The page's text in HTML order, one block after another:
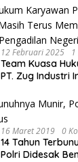
Pengaduan ke
Agung RI
12 Februari 2025
Team Kuasa
PT. Zug Industri
Karyawan di
Jakarta Pusat
16 Maret 2019 0
14 Tahun
Polri Didesak